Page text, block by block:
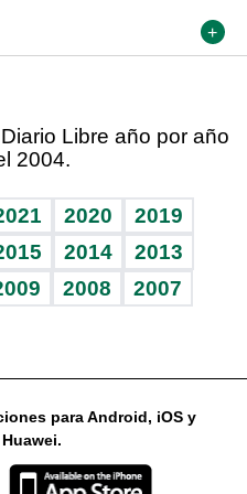
Libre año por año
2004.
2020
2019
2014
2013
2008
2007
para Android, iOS y